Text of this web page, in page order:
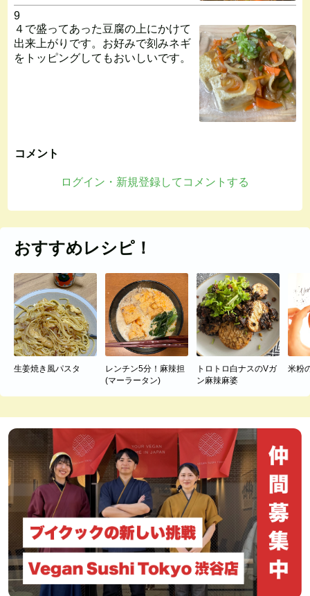
9
４で盛ってあった豆腐の上にかけて
出来上がりです。お好みで刻みネギ
をトッピングしてもおいしいです。
コメント
ログイン・新規登録してコメントする
おすすめレシピ！
生姜焼き風パスタ
レンチン5分！麻辣担
(マーラータン)
トロトロ白ナスのVガ
ン麻辣麻婆
米粉